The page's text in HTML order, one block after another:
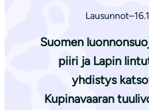
Lausunnot–
Suomen
piiri ja Lapin
yhdistys
Kupinavaaran